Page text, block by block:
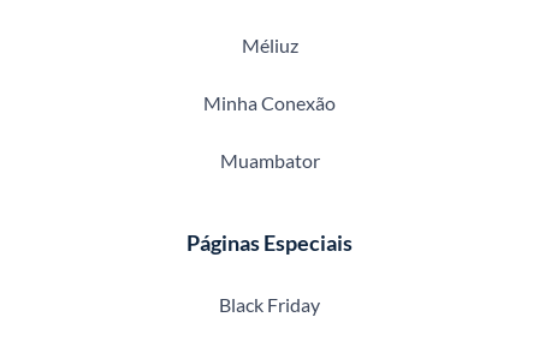
Méliuz
Minha Conexão
Muambator
Páginas Especiais
Black Friday